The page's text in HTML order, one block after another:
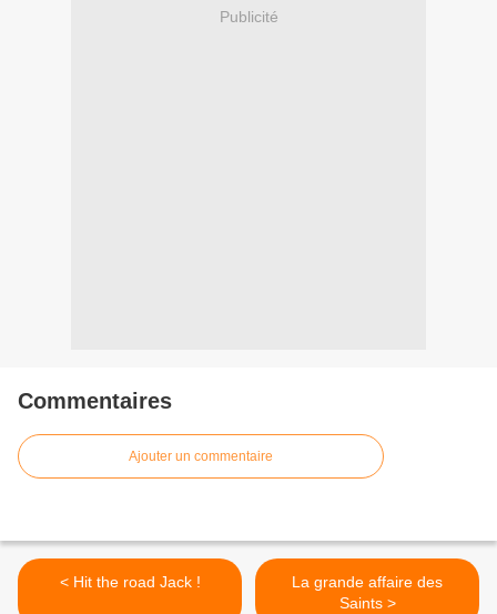
Publicité
Commentaires
Ajouter un commentaire
< Hit the road Jack !
La grande affaire des
Saints >